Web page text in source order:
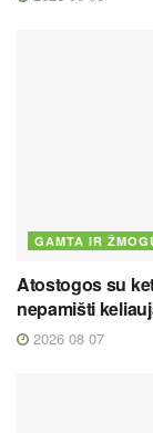
GAMTA IR
Atostogos su
nepamišti
2026 08 07